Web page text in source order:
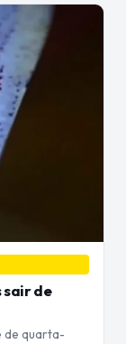
sair de
de quarta-